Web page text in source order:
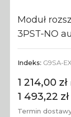
Moduł
3PST-NO
Indeks: G9SA-
1 214,00 zł
1 493,22 zł
Termin